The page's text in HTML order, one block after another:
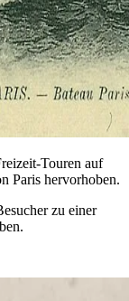
Touren auf
Paris hervorhoben.
zu einer